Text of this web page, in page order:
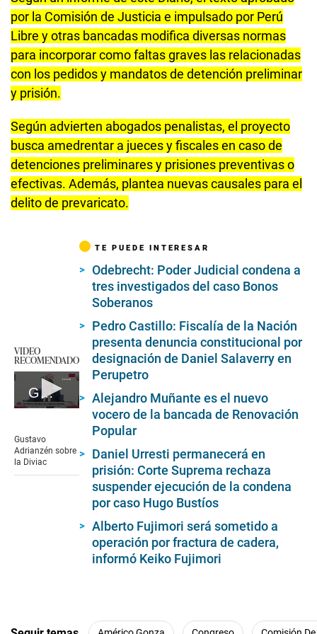
s
o
0
s
e
c
o
n
s
por la Comisión de Justicia e impulsado por Perú
Libre y otras bancadas modifica diversas normas
para incorporar como faltas graves las relacionadas
con los pedidos y mandatos de detención preliminar
y prisión.
Según advierten abogados penalistas, el proyecto
busca amedrentar a jueces y fiscales en caso de
detenciones preliminares y prisiones preventivas o
efectivas. Además, plantea nuevas causales para el
delito de prevaricato.
VIDEO
RECOMENDADO
Gustavo Adrianzén sobre la Diviac
of
0
seconds
Gustavo
Adrianzén sobre
la Diviac
TE PUEDE INTERESAR
Odebrecht: Poder Judicial condena a
tres investigados del caso Bonos
Soberanos
Pedro Castillo: Fiscalía de la Nación
presenta denuncia constitucional por
designación de Daniel Salaverry en
Perupetro
Alejandro Muñante es el nuevo
vocero de la bancada de Renovación
Popular
Daniel Urresti permanecerá en
prisión: Corte Suprema rechaza
suspender ejecución de la condena
por caso Hugo Bustíos
Alberto Fujimori será sometido a
operación por fractura de cadera,
informó Keiko Fujimori